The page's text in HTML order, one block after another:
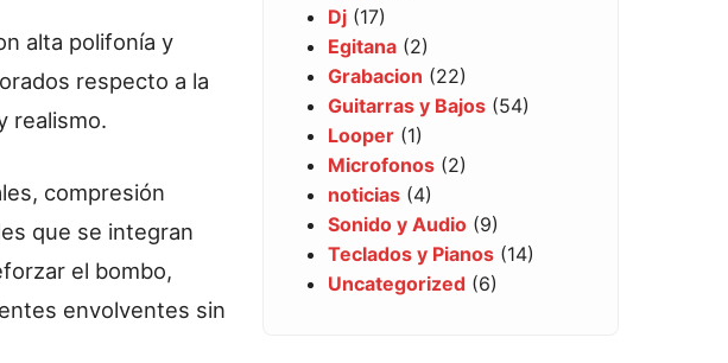
alta polifonía y
respecto a la
realismo.
compresión
que se integran
el bombo,
envolventes sin
Dj (17)
Egitana (2)
Grabacion (22)
Guitarras y Bajos (54)
Looper (1)
Microfonos (2)
noticias (4)
Sonido y Audio (9)
Teclados y Pianos (14)
Uncategorized (6)